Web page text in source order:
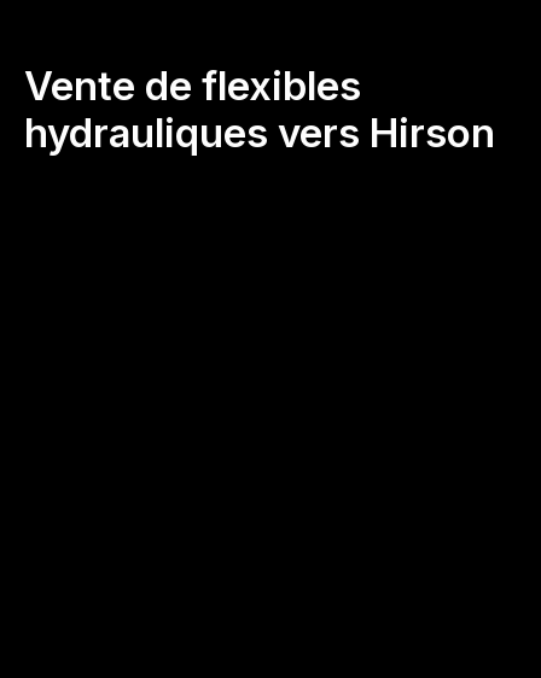
Vente de flexibles
hydrauliques vers Hirson